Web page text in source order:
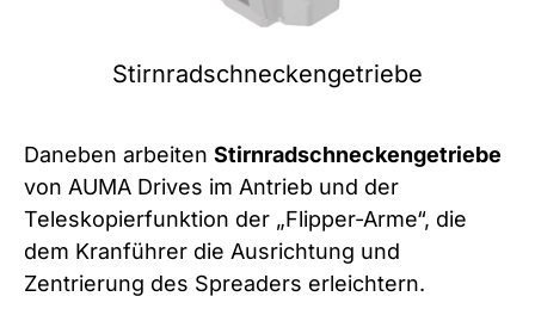
Stirnradschneckengetriebe
Daneben arbeiten Stirnradschneckengetriebe
von AUMA Drives im Antrieb und der
Teleskopierfunktion der „Flipper-Arme“, die
dem Kranführer die Ausrichtung und
Zentrierung des Spreaders erleichtern.